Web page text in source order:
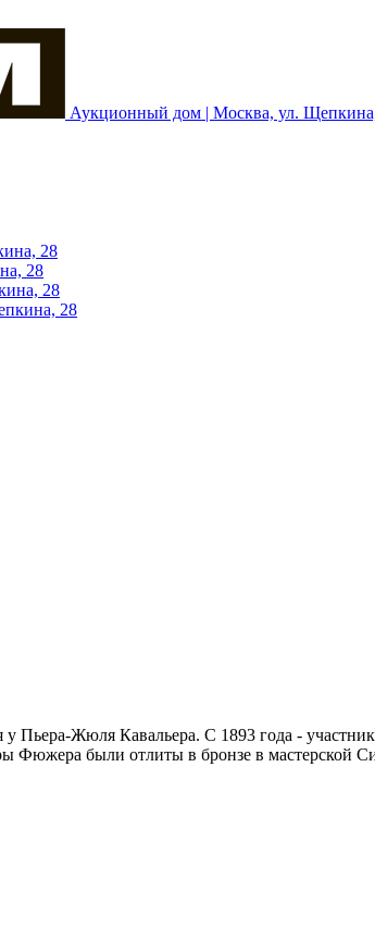
Аукционный дом | Москва, ул.
28
28
28
28
Пьера-Жюля Кавальера. С 1893 года -
Фюжера были отлиты в бронзе в мастерской